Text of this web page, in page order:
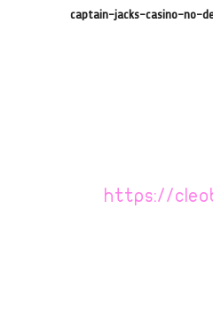
captain-jacks-casino-no-
https://